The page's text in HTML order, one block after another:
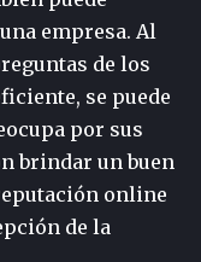
empresa. Al
de los
se puede
por sus
brindar un buen
online
de la